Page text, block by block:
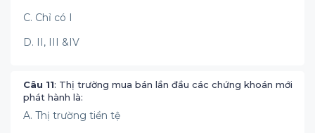
C. Chỉ có I
D. II, III &IV
Câu 11: Thị trường mua bán lần đầu các chứng khoán mới
phát hành là:
A. Thị trường tiền tệ